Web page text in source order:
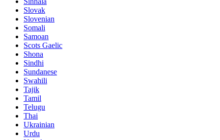
Slovak
Slovenian
Somali
Samoan
Scots Gaelic
Shona
Sindhi
Sundanese
Swahili
Tajik
Tamil
Telugu
Thai
Ukrainian
Urdu